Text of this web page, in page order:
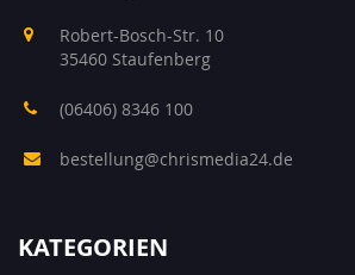
Robert-Bosch-Str. 10
35460 Staufenberg
(06406) 8346 100
bestellung@chrismedia24.de
KATEGORIEN